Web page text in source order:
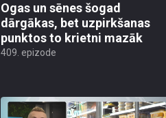
Ogas un sēnes šogad
dārgākas, bet uzpirkšanas
punktos to krietni mazāk
409. epizode